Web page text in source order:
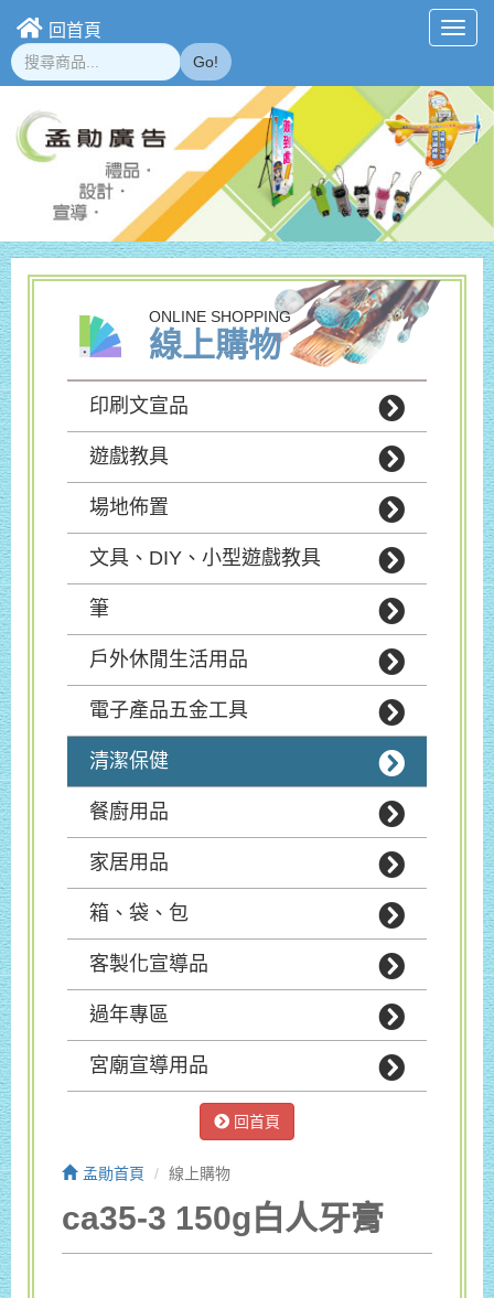
回首頁
Go!
ONLINE SHOPPING
線上購物
印刷文宣品
遊戲教具
場地佈置
文具、DIY、小型遊戲教具
筆
戶外休閒生活用品
電子產品五金工具
清潔保健
餐廚用品
家居用品
箱、袋、包
客製化宣導品
過年專區
宮廟宣導用品
回首頁
孟勛首頁 線上購物
ca35-3 150g白人牙膏